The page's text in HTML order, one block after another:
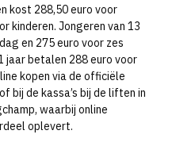
kost 288,50 euro voor
kinderen. Jongeren van 13
en 275 euro voor zes
jaar betalen 288 euro voor
kopen via de officiële
bij de kassa’s bij de liften in
waarbij online
oplevert.​